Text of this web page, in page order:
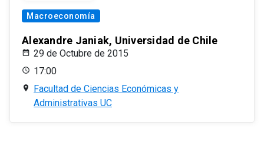
Macroeconomía
Alexandre Janiak, Universidad de Chile
29 de Octubre de 2015
17:00
Facultad de Ciencias Económicas y
Administrativas UC